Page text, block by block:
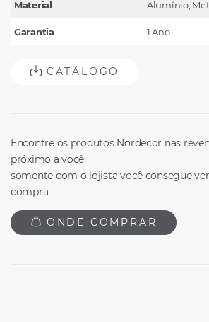
Material Alumínio,
Garantia 1 Ano
CATÁLOGO
Encontre os produtos Nordecor nas
próximo a você:
somente com o lojista você consegue
compra
ONDE COMPRAR